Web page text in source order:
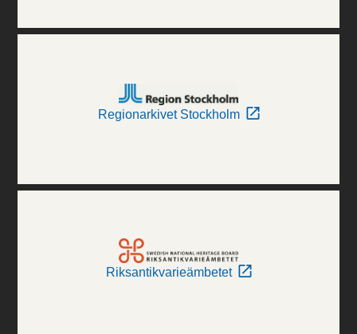
Regionarkivet Stockholm
Riksantikvarieämbetet